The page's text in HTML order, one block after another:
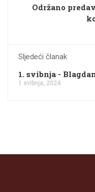
Održano
Sljedeći članak
1. svibnja -
1 svibnja, 2024